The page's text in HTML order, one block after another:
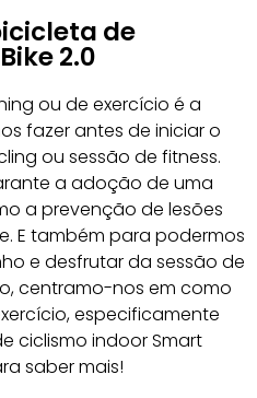
de
2.0
ou de exercício é a
fazer antes de iniciar o
ou sessão de fitness.
a adoção de uma
a prevenção de lesões
E também para podermos
e desfrutar da sessão de
centramo-nos em como
especificamente
ciclismo indoor Smart
saber mais!